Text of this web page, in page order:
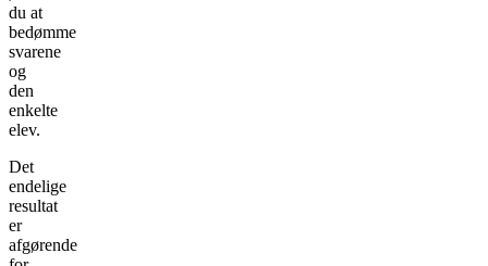
du at
bedømme
svarene
og
den
enkelte
elev.
Det
endelige
resultat
er
afgørende